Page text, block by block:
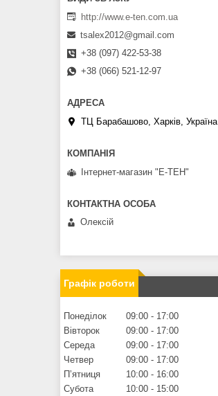
http://www.e-ten.com.ua
tsalex2012@gmail.com
+38 (097) 422-53-38
+38 (066) 521-12-97
ТЦ Барабашово, Харків, Україна
Інтернет-магазин "Е-ТЕН"
Олексій
Графік роботи
Понеділок 09:00
17:00
Вівторок
09:00
17:00
Середа
09:00
17:00
Четвер
09:00
17:00
Пʼятниця
10:00
16:00
Субота
10:00 15:00